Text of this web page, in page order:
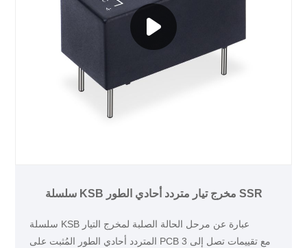
سلسلة KSB مخرج تيار متردد أحادي الطور SSR
سلسلة KSB عبارة عن مرحل الحالة الصلبة لمخرج التيار
المتردد أحادي الطور المُثبت على PCB مع تقييمات تصل إلى 3